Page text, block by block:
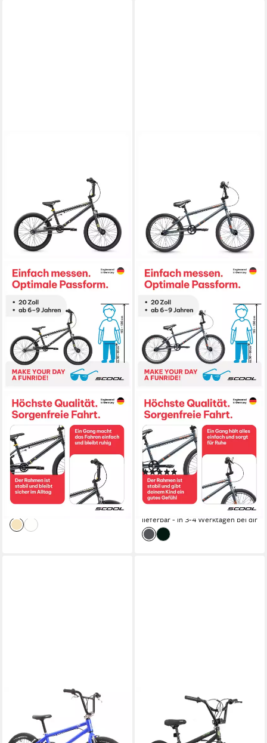
S’COOL
BMX-Rad XtriX 40,
Kinderfahrrad
Gänge
80 kg
Zul. Gesamtgewicht
259,00 € UVP
12,86 €mtl. in 24 Raten
-33%
lieferbar - in 3-4 Werktagen bei dir
S’COOL
BMX-Rad XtriX 20,
Kinderfahrrad
1 Gänge
45 kg Zul. Gesamtgewicht
(1)
199,00 € UVP
299,00 €
18,17 €mtl. in 12 Raten
lieferbar - in 3-4 Werktagen bei dir